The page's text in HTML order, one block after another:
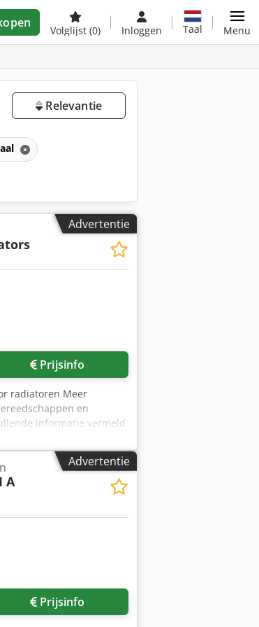
Volglijst (0) Inloggen Taal Menu
Relevantie
Advertentie
Prijsinfo
radiatoren Meer
en
informatie vermeld
Advertentie
A
Prijsinfo